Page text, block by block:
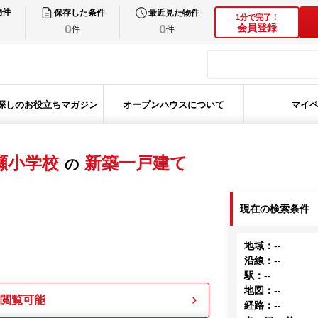
件 保存した条件
0件
最近見た物件
0件
1分で完了！
会員登録
しのお役立ちマガジン オープンハウスについて マイ
小学校 の 新築一戸建て
覧可能
現在の検索条件
地域 ：--
沿線 ：--
駅 ：--
地図 ：--
経路 ：--